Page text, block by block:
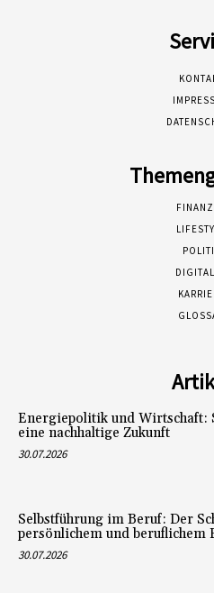
Energiepolitik und Wirtschaft:
eine nachhaltige Zukunft
30.07.2026
Selbstführung im Beruf: Der
persönlichem und beruflichem
30.07.2026